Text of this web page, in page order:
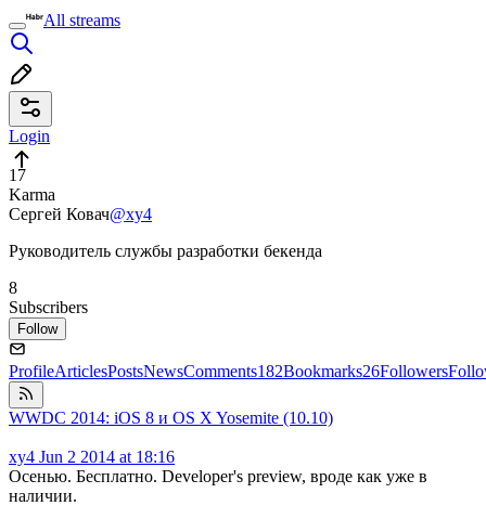
All streams
Login
17
Karma
Сергей Ковач@xy4
Руководитель службы разработки бекенда
8
Subscribers
Follow
ProfileArticlesPostsNewsComments182Bookmarks26Followers
WWDC 2014: iOS 8 и OS X Yosemite (10.10)
xy4 Jun 2 2014 at 18:16
Осенью. Бесплатно. Developer's preview, вроде как уже в
наличии.